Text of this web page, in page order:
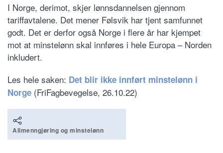
I Norge, derimot, skjer lønnsdannelsen gjennom
tariffavtalene. Det mener Følsvik har tjent samfunnet
godt. Det er derfor også Norge i flere år har kjempet
mot at minstelønn skal innføres i hele Europa – Norden
inkludert.
Les hele saken: Det blir ikke innført minstelønn i
Norge (FriFagbevegelse, 26.10.22)
Allmenngjøring og minstelønn